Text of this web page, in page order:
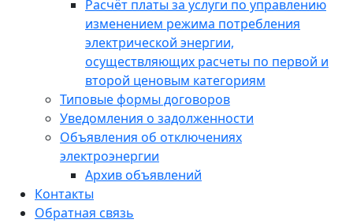
Расчёт платы за услуги по управлению
изменением режима потребления
электрической энергии,
осуществляющих расчеты по первой и
второй ценовым категориям
Типовые формы договоров
Уведомления о задолженности
Объявления об отключениях
электроэнергии
Архив объявлений
Контакты
Обратная связь